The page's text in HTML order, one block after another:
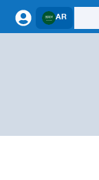
AR